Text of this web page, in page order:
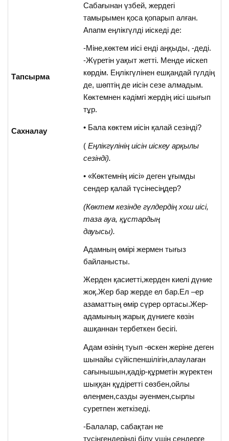
Тапсырма
Сахналау
Сабағынан үзбей, жердегі
тамырымен қоса қопарып алған.
Апапм еңлікгүлді иіскеді де:
-Міне,көктем иісі енді аңқыды, -деді.
-Жүретін уақыт жетті. Менде иіскеп
көрдім. Еңлікгүлінен ешқандай гүлдің
де, шөптің де иісін сезе алмадым.
Көктемнен кәдімгі жердің иісі шығып
тұр.
• Бала көктем иісін қалай сезінді?
( Еңлікгүлінің иісін иіскеу арқылы
сезінді).
• «Көктемнің иісі» деген ұғымды
сендер қалай түсінесіңдер?
(Көктем кезінде гүлдердің хош иісі,
таза ауа, құстардың
дауысы).
Адамның өмірі жермен тығыз
байланысты.
Жерден қасиетті,жерден киелі дүние
жоқ.Жер бар жерде ел бар.Ел –ер
азаматтың өмір сүрер ортасы.Жер-
адамының жарық дүниеге көзін
ашқаннан тербеткен бесігі.
Адам өзінің туып -өскен жеріне деген
шынайы сүйіспеншілігін,алаулаған
сағынышын,қадір-құрметін жүректен
шыққан құдіретті сөзбен,ойлы
өлеңмен,сазды әуенмен,сырлы
суретпен жеткізеді.
-Балалар, сабақтан не
түсінгендеріңді білу үшін сендерге